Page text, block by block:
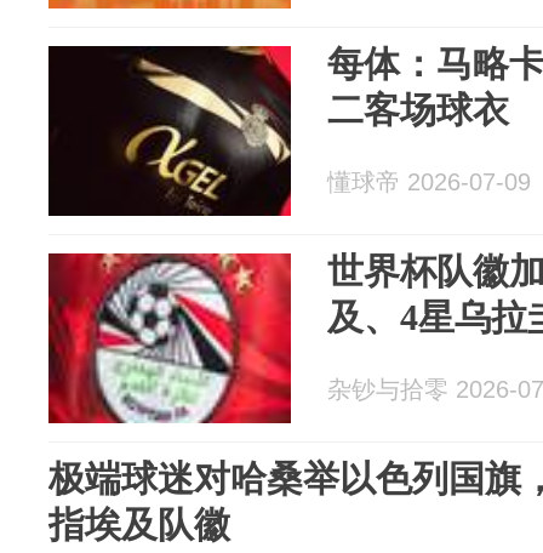
每体：马略
二客场球衣
懂球帝 2026-07-09
世界杯队徽
及、4星乌拉
杂钞与拾零 2026-
极端球迷对哈桑举以色列国旗
指埃及队徽